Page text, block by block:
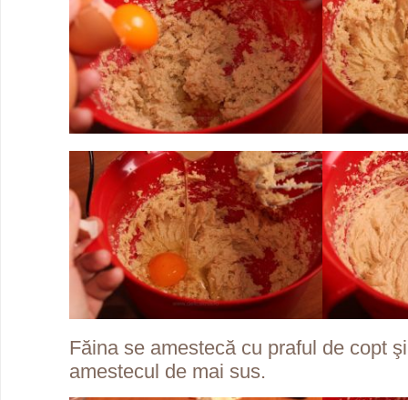
Făina se amestecă cu praful de copt
amestecul de mai sus.